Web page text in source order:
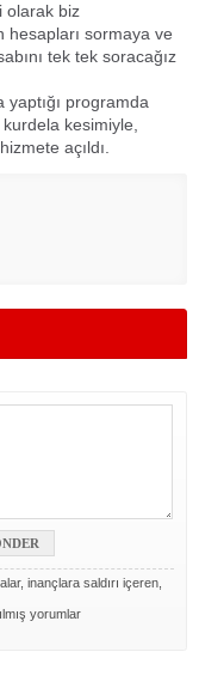
olarak biz
hesapları sormaya ve
tek tek soracağız
yaptığı programda
kesimiyle,
açıldı.
inançlara saldırı içeren,
yorumlar